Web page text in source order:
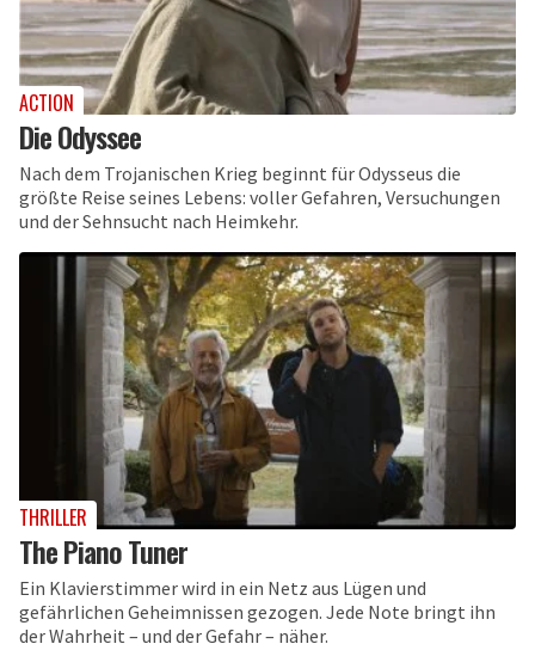
ACTION
Die Odyssee
Nach dem Trojanischen Krieg beginnt für Odysseus die
größte Reise seines Lebens: voller Gefahren, Versuchungen
und der Sehnsucht nach Heimkehr.
THRILLER
The Piano Tuner
Ein Klavierstimmer wird in ein Netz aus Lügen und
gefährlichen Geheimnissen gezogen. Jede Note bringt ihn
der Wahrheit – und der Gefahr – näher.